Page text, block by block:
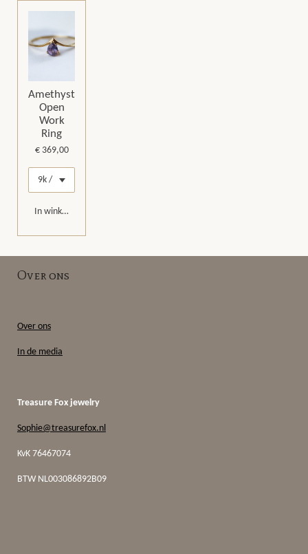
Amethyst
Open
Work
Ring
€ 369,00
In winkelwagen
Over ons
Over ons
In de media
Treasure Fox jewelry
Sophie@treasurefox.nl
KvK 76467074
BTW NL003086892B09